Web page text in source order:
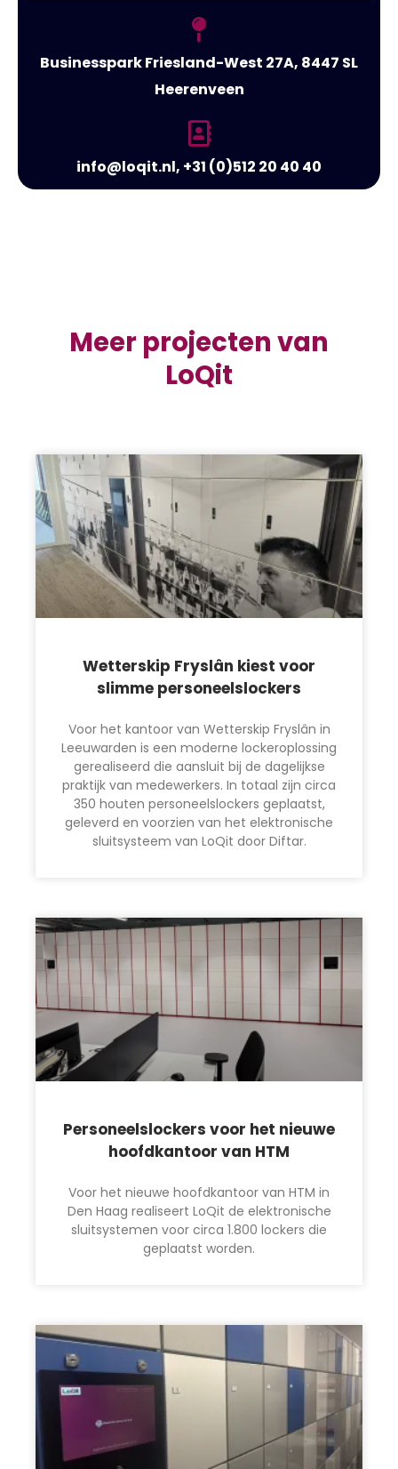
Businesspark Friesland-West 27A, 8447 SL
Heerenveen
info@loqit.nl, +31 (0)512 20 40 40
Meer projecten van
LoQit
Wetterskip Fryslân kiest voor
slimme personeelslockers
Voor het kantoor van Wetterskip Fryslân in
Leeuwarden is een moderne lockeroplossing
gerealiseerd die aansluit bij de dagelijkse
praktijk van medewerkers. In totaal zijn circa
350 houten personeelslockers geplaatst,
geleverd en voorzien van het elektronische
sluitsysteem van LoQit door Diftar.
Personeelslockers voor het nieuwe
hoofdkantoor van HTM
Voor het nieuwe hoofdkantoor van HTM in
Den Haag realiseert LoQit de elektronische
sluitsystemen voor circa 1.800 lockers die
geplaatst worden.